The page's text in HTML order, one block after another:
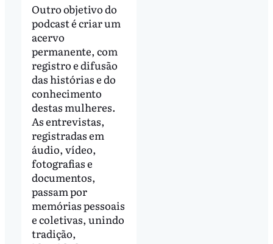
Outro objetivo do
podcast é criar um
acervo
permanente, com
registro e difusão
das histórias e do
conhecimento
destas mulheres.
As entrevistas,
registradas em
áudio, vídeo,
fotografias e
documentos,
passam por
memórias pessoais
e coletivas, unindo
tradição,